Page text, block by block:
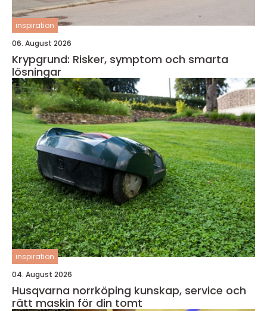
inspiration
06. August 2026
Krypgrund: Risker, symptom och smarta
lösningar
inspiration
04. August 2026
Husqvarna norrköping kunskap, service och
rätt maskin för din tomt